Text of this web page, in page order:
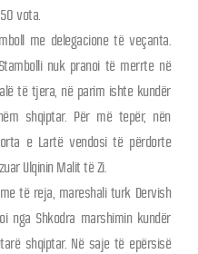
vota.
me delegacione të veçanta.
nuk pranoi të merrte në
të tjera, në parim ishte kundër
shqiptar. Për më tepër, nën
e Lartë vendosi të përdorte
Ulqinin Malit të Zi.
të reja, mareshali turk Dervish
nga Shkodra marshimin kundër
shqiptar. Në saje të epërsisë